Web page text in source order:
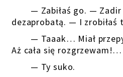
— Zabiłaś go. — Zadir
dezaprobatą. — I
— Taaak… Miał
Aż cała się
— Ty suko.